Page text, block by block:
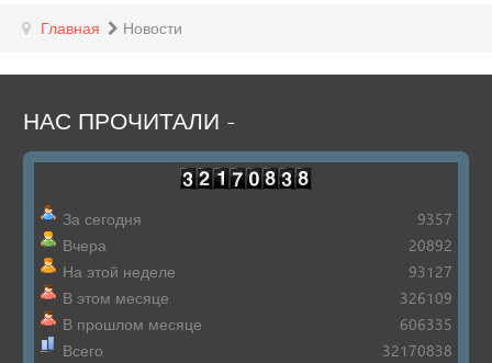
Главная Новости
НАС ПРОЧИТАЛИ -
За сегодня
Вчера
На этой неделе
В этом месяце
В прошлом месяце
Всего
9357
20892
93127
326109
606335
32170838